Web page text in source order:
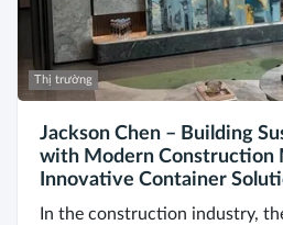
Thị trường
Jackson Chen – Building
with Modern Construction
Innovative Container
In the construction industry,